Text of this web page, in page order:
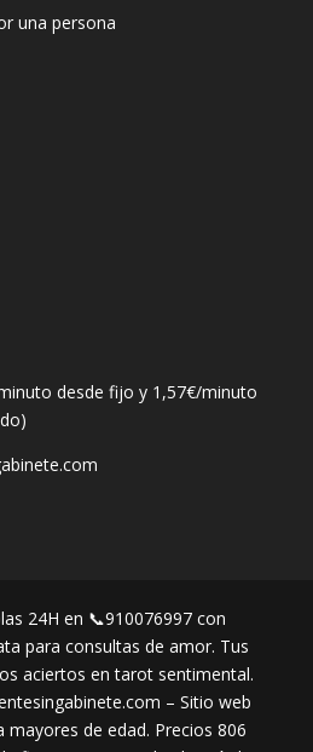
una persona
desde fijo y 1,57€/minuto
24H en 📞910076997 con
para consultas de amor. Tus
aciertos en tarot sentimental.
– Sitio web
mayores de edad. Precios 806